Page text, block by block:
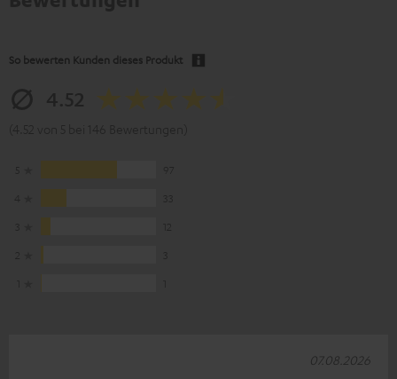
So bewerten Kunden dieses Produkt
07.08.2026